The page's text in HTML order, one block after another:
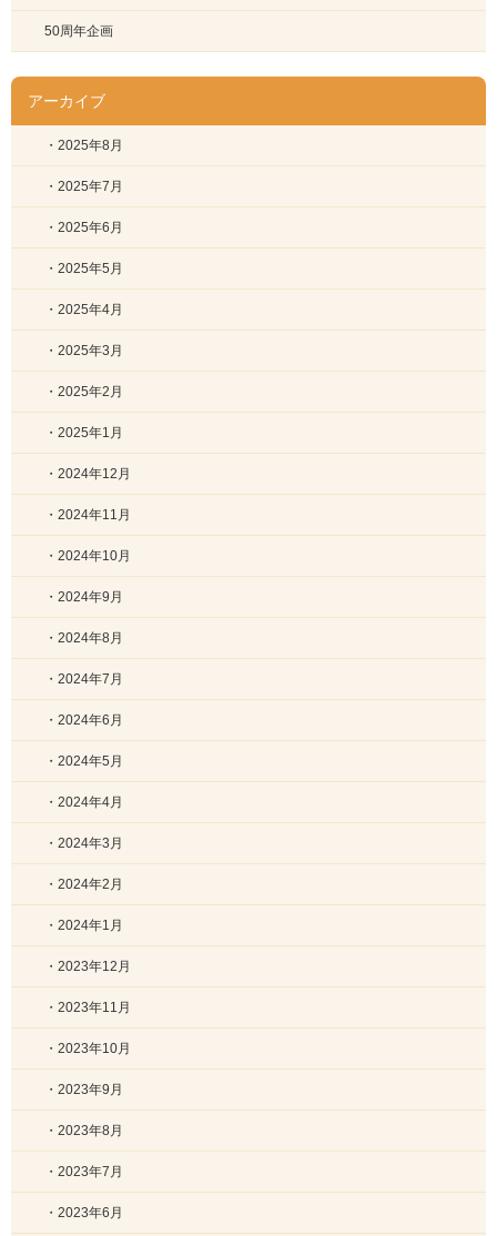
50周年企画
アーカイブ
・2025年8月
・2025年7月
・2025年6月
・2025年5月
・2025年4月
・2025年3月
・2025年2月
・2025年1月
・2024年12月
・2024年11月
・2024年10月
・2024年9月
・2024年8月
・2024年7月
・2024年6月
・2024年5月
・2024年4月
・2024年3月
・2024年2月
・2024年1月
・2023年12月
・2023年11月
・2023年10月
・2023年9月
・2023年8月
・2023年7月
・2023年6月